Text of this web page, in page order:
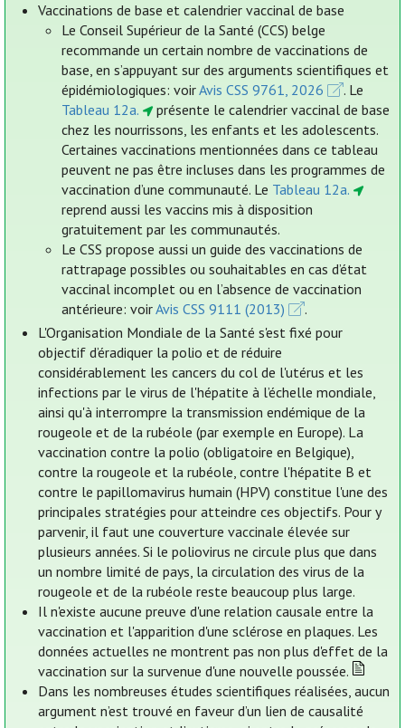
Vaccinations de base et calendrier vaccinal de base
Le Conseil Supérieur de la Santé (CCS) belge
recommande un certain nombre de vaccinations de
base, en s’appuyant sur des arguments scientifiques et
épidémiologiques: voirAvis CSS 9761, 2026
. Le
Tableau 12a.
présente le calendrier vaccinal de base
chez les nourrissons, les enfants et les adolescents.
Certaines vaccinations mentionnées dans ce tableau
peuvent ne pas être incluses dans les programmes de
vaccination d’une communauté. Le Tableau 12a.
reprend aussi les vaccins mis à disposition
gratuitement par les communautés.
Le CSS propose aussi un guide des vaccinations de
rattrapage possibles ou souhaitables en cas d’état
vaccinal incomplet ou en l’absence de vaccination
antérieure: voirAvis CSS 9111 (2013)
.
L'Organisation Mondiale de la Santé s'est fixé pour
objectif d’éradiquer la polio et de réduire
considérablement les cancers du col de l'utérus et les
infections par le virus de l'hépatite à l’échelle mondiale,
ainsi qu'à interrompre la transmission endémique de la
rougeole et de la rubéole (par exemple en Europe). La
vaccination contre la polio (obligatoire en Belgique),
contre la rougeole et la rubéole, contre l'hépatite B et
contre le papillomavirus humain (HPV) constitue l'une des
principales stratégies pour atteindre ces objectifs. Pour y
parvenir, il faut une couverture vaccinale élevée sur
plusieurs années. Si le poliovirus ne circule plus que dans
un nombre limité de pays, la circulation des virus de la
rougeole et de la rubéole reste beaucoup plus large.
Il n'existe aucune preuve d'une relation causale entre la
vaccination et l'apparition d'une sclérose en plaques. Les
données actuelles ne montrent pas non plus d'effet de la
vaccination sur la survenue d'une nouvelle poussée.
Dans les nombreuses études scientifiques réalisées, aucun
argument n’est trouvé en faveur d’un lien de causalité